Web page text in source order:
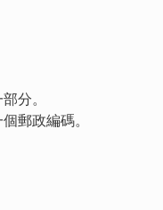
分。
郵政編碼。